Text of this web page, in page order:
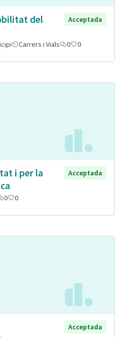
del
Acceptada
Carrers i Vials 0 0
i per la
Acceptada
0 0
Acceptada